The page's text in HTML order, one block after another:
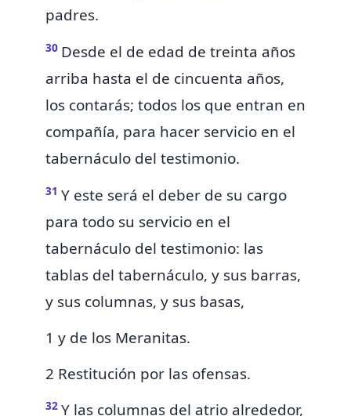
padres.
30 Desde el de edad de treinta años
arriba hasta el de cincuenta años,
los contarás; todos los que entran en
compañía, para hacer servicio en el
tabernáculo del testimonio.
31 Y este será el deber de su cargo
para todo su servicio en el
tabernáculo del testimonio: las
tablas del tabernáculo, y sus barras,
y sus columnas, y sus basas,
1 y de los Meranitas.
2 Restitución por las ofensas.
32 Y las columnas del atrio alrededor,